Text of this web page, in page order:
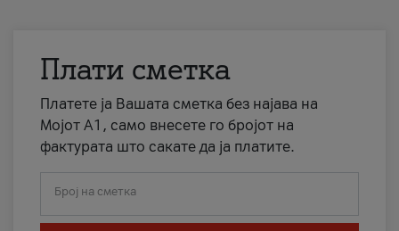
Плати сметка
Платете ја Вашата сметка без најава на
Мојот А1, само внесете го бројот на
фактурата што сакате да ја платите.
Број на сметка